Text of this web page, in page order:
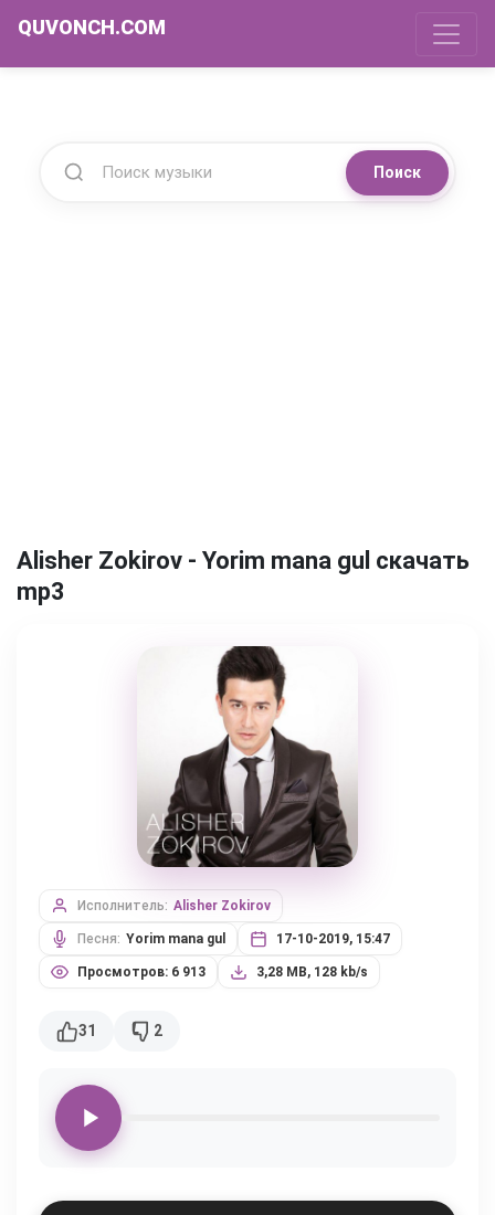
QUVONCH.COM
Поиск
Alisher Zokirov - Yorim mana gul скачать
mp3
Исполнитель: Alisher Zokirov
Песня: Yorim mana gul 17-10-2019, 15:47
Просмотров: 6 913 3,28 MB, 128 kb/s
31 2